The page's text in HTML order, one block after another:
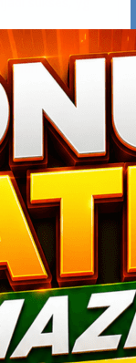
online
ini, tidak
Anda
dibiasakan
cek